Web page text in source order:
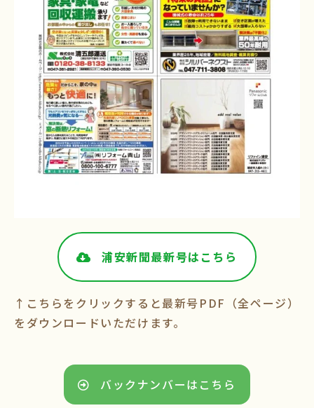
浦安新聞最新号はこちら
↑こちらをクリックすると最新号PDF（全ページ）
をダウンロードいただけます。
バックナンバーはこちら